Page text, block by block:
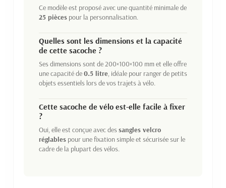
Ce modèle est proposé avec une quantité minimale de
25 pièces pour la personnalisation.
Quelles sont les dimensions et la capacité
de cette sacoche ?
Ses dimensions sont de 200×100×100 mm et elle offre
une capacité de0.5 litre, idéale pour ranger de petits
objets essentiels lors de vos trajets à vélo.
Cette sacoche de vélo est-elle facile à fixer
?
Oui, elle est conçue avec dessangles velcro
réglables pour une fixation simple et sécurisée sur le
cadre de la plupart des vélos.